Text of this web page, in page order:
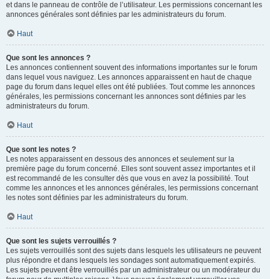
et dans le panneau de contrôle de l’utilisateur. Les permissions concernant les
annonces générales sont définies par les administrateurs du forum.
Haut
Que sont les annonces ?
Les annonces contiennent souvent des informations importantes sur le forum
dans lequel vous naviguez. Les annonces apparaissent en haut de chaque
page du forum dans lequel elles ont été publiées. Tout comme les annonces
générales, les permissions concernant les annonces sont définies par les
administrateurs du forum.
Haut
Que sont les notes ?
Les notes apparaissent en dessous des annonces et seulement sur la
première page du forum concerné. Elles sont souvent assez importantes et il
est recommandé de les consulter dès que vous en avez la possibilité. Tout
comme les annonces et les annonces générales, les permissions concernant
les notes sont définies par les administrateurs du forum.
Haut
Que sont les sujets verrouillés ?
Les sujets verrouillés sont des sujets dans lesquels les utilisateurs ne peuvent
plus répondre et dans lesquels les sondages sont automatiquement expirés.
Les sujets peuvent être verrouillés par un administrateur ou un modérateur du